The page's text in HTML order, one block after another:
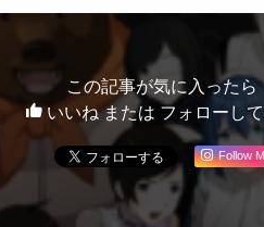
この記事が気に入ったら
いいね または フォローし
Follow